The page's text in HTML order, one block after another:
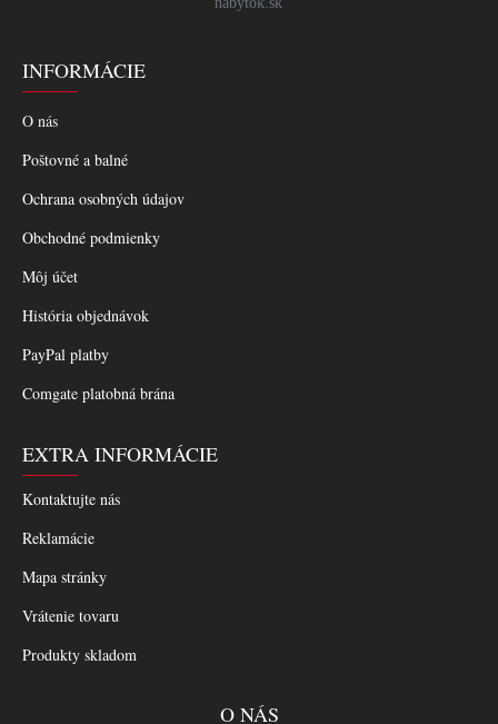
INFORMÁCIE
O nás
Poštovné a balné
Ochrana osobných údajov
Obchodné podmienky
Môj účet
História objednávok
PayPal platby
Comgate platobná brána
EXTRA INFORMÁCIE
Kontaktujte nás
Reklamácie
Mapa stránky
Vrátenie tovaru
Produkty skladom
O NÁS